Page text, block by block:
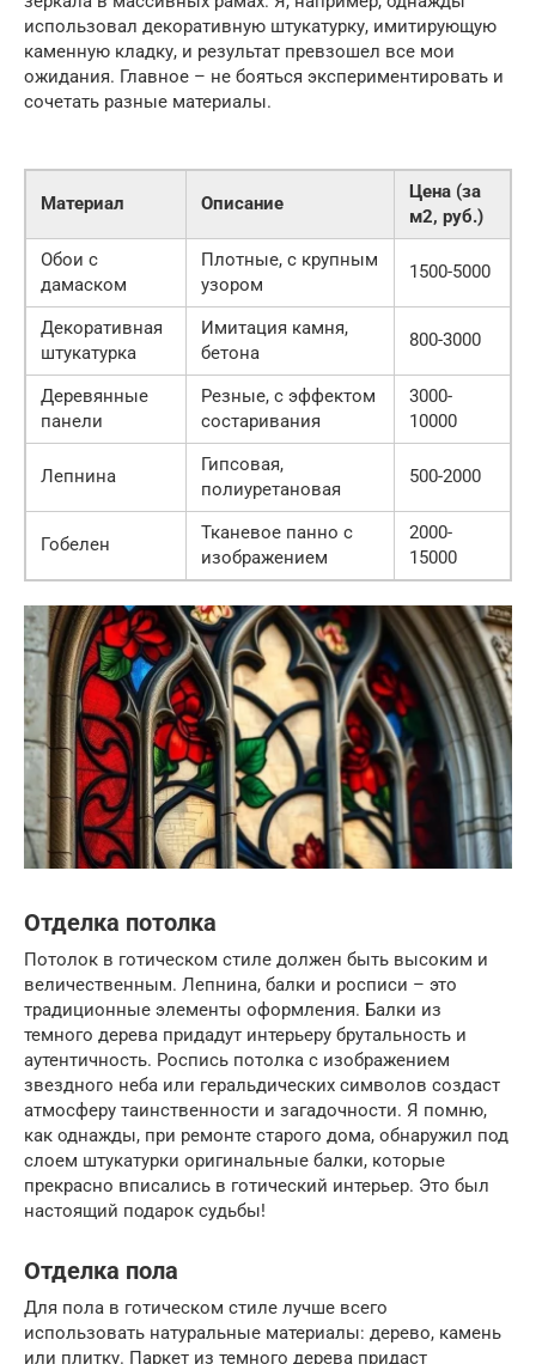
использовал декоративную штукатурку, имитирующую
каменную кладку, и результат превзошел все мои
ожидания. Главное – не бояться экспериментировать и
сочетать разные материалы.
Материал Описание
Цена (за
м2, руб.)
Обои с
дамаском
Плотные, с крупным
узором
1500-5000
Декоративная
штукатурка
Имитация камня,
бетона
800-3000
Деревянные
панели
Резные, с эффектом
состаривания
3000-
10000
Лепнина
Гипсовая,
полиуретановая
500-2000
Гобелен
Тканевое панно с
изображением
2000-
15000
Отделка потолка
Потолок в готическом стиле должен быть высоким и
величественным. Лепнина, балки и росписи – это
традиционные элементы оформления. Балки из
темного дерева придадут интерьеру брутальность и
аутентичность. Роспись потолка с изображением
звездного неба или геральдических символов создаст
атмосферу таинственности и загадочности. Я помню,
как однажды, при ремонте старого дома, обнаружил под
слоем штукатурки оригинальные балки, которые
прекрасно вписались в готический интерьер. Это был
настоящий подарок судьбы!
Отделка пола
Для пола в готическом стиле лучше всего
использовать натуральные материалы: дерево, камень
или плитку. Паркет из темного дерева придаст